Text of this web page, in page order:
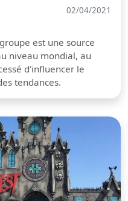
02/04/2021
est une source
niveau mondial, au
d'influencer le
tendances.